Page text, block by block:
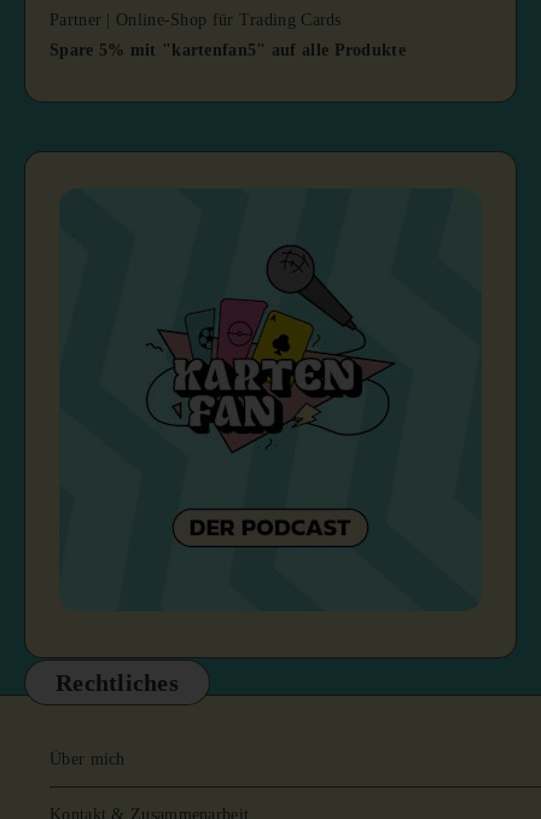
Partner | Online-Shop für Trading Cards
Spare 5% mit "kartenfan5" auf alle Produkte
Rechtliches
Über mich
Kontakt & Zusammenarbeit